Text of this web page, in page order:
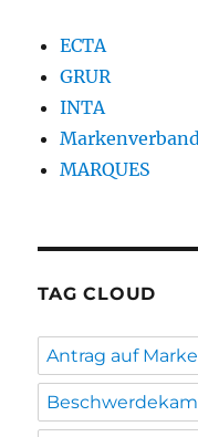
ECTA
GRUR
INTA
MARQUES
TAG CLOUD
Antrag auf